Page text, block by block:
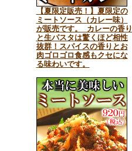
【夏限定販売！】夏限定の
ミートソース（カレー味）
が販売です。 カレーの香り
と生パスタは驚くほど相性
抜群！スパイスの香りとお
肉ゴロゴロ食感もクセにな
る味わいです。